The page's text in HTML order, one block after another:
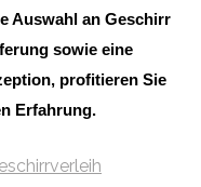
Auswahl an Geschirr
sowie eine
profitieren Sie
Erfahrung.